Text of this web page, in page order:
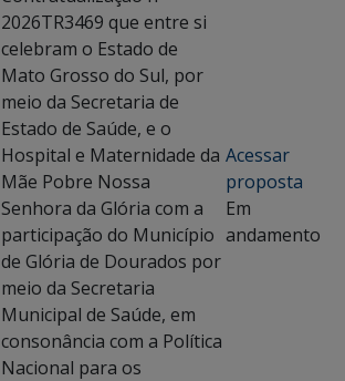
2026TR3469 que entre si
celebram o Estado de
Mato Grosso do Sul, por
meio da Secretaria de
Estado de Saúde, e o
Hospital e Maternidade da
Mãe Pobre Nossa
Senhora da Glória com a
participação do Município
de Glória de Dourados por
meio da Secretaria
Municipal de Saúde, em
consonância com a Política
Nacional para os
Acessar
proposta
Em
andamento